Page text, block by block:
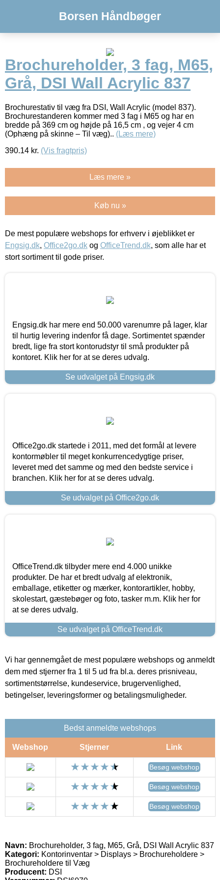
Borsen Håndbøger
Brochureholder, 3 fag, M65,
Grå, DSI Wall Acrylic 837
Brochurestativ til væg fra DSI, Wall Acrylic (model 837).
Brochurestanderen kommer med 3 fag i M65 og har en
bredde på 369 cm og højde på 16,5 cm , og vejer 4 cm
(Ophæng på skinne – Til væg).. (Læs mere)
390.14 kr. (Vis fragtpris)
Læs mere »
Køb nu »
De mest populære webshops for erhverv i øjeblikket er
Engsig.dk, Office2go.dk og OfficeTrend.dk, som alle har et
stort sortiment til gode priser.
Engsig.dk har mere end 50.000 varenumre på lager, klar
til hurtig levering indenfor få dage. Sortimentet spænder
bredt, lige fra stort kontorudstyr til små produkter på
kontoret. Klik her for at se deres udvalg.
Se udvalget på Engsig.dk
Office2go.dk startede i 2011, med det formål at levere
kontormøbler til meget konkurrencedygtige priser,
leveret med det samme og med den bedste service i
branchen. Klik her for at se deres udvalg.
Se udvalget på Office2go.dk
OfficeTrend.dk tilbyder mere end 4.000 unikke
produkter. De har et bredt udvalg af elektronik,
emballage, etiketter og mærker, kontorartikler, hobby,
skolestart, gæstebøger og foto, tasker m.m. Klik her for
at se deres udvalg.
Se udvalget på OfficeTrend.dk
Vi har gennemgået de mest populære webshops og anmeldt
dem med stjerner fra 1 til 5 ud fra bl.a. deres prisniveau,
sortimentstørrelse, kundeservice, brugervenlighed,
betingelser, leveringsformer og betalingsmuligheder.
Bedst anmeldte webshops
Webshop Stjerner Link
Besøg webshop
Besøg webshop
Besøg webshop
Navn: Brochureholder, 3 fag, M65, Grå, DSI Wall Acrylic 837
Kategori: Kontorinventar > Displays > Brochureholdere >
Brochureholdere til Væg
Producent: DSI